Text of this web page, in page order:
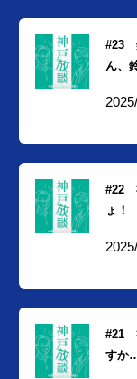
#23
ん、
#22
ょ！
#21
すか